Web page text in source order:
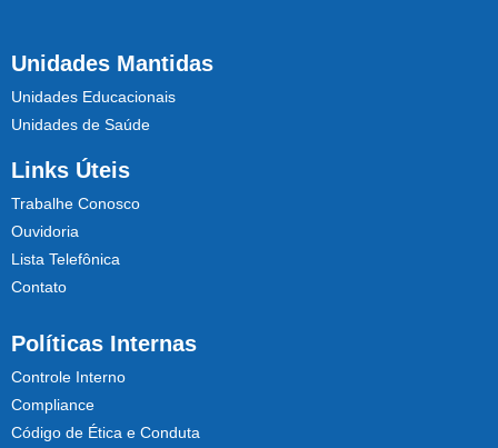
Unidades Mantidas
Unidades Educacionais
Unidades de Saúde
Links Úteis
Trabalhe Conosco
Ouvidoria
Lista Telefônica
Contato
Políticas Internas
Controle Interno
Compliance
Código de Ética e Conduta